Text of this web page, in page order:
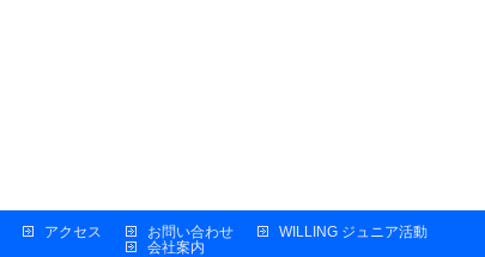
アクセス
お問い合わせ
会社案内
WILLING ジュニア活動